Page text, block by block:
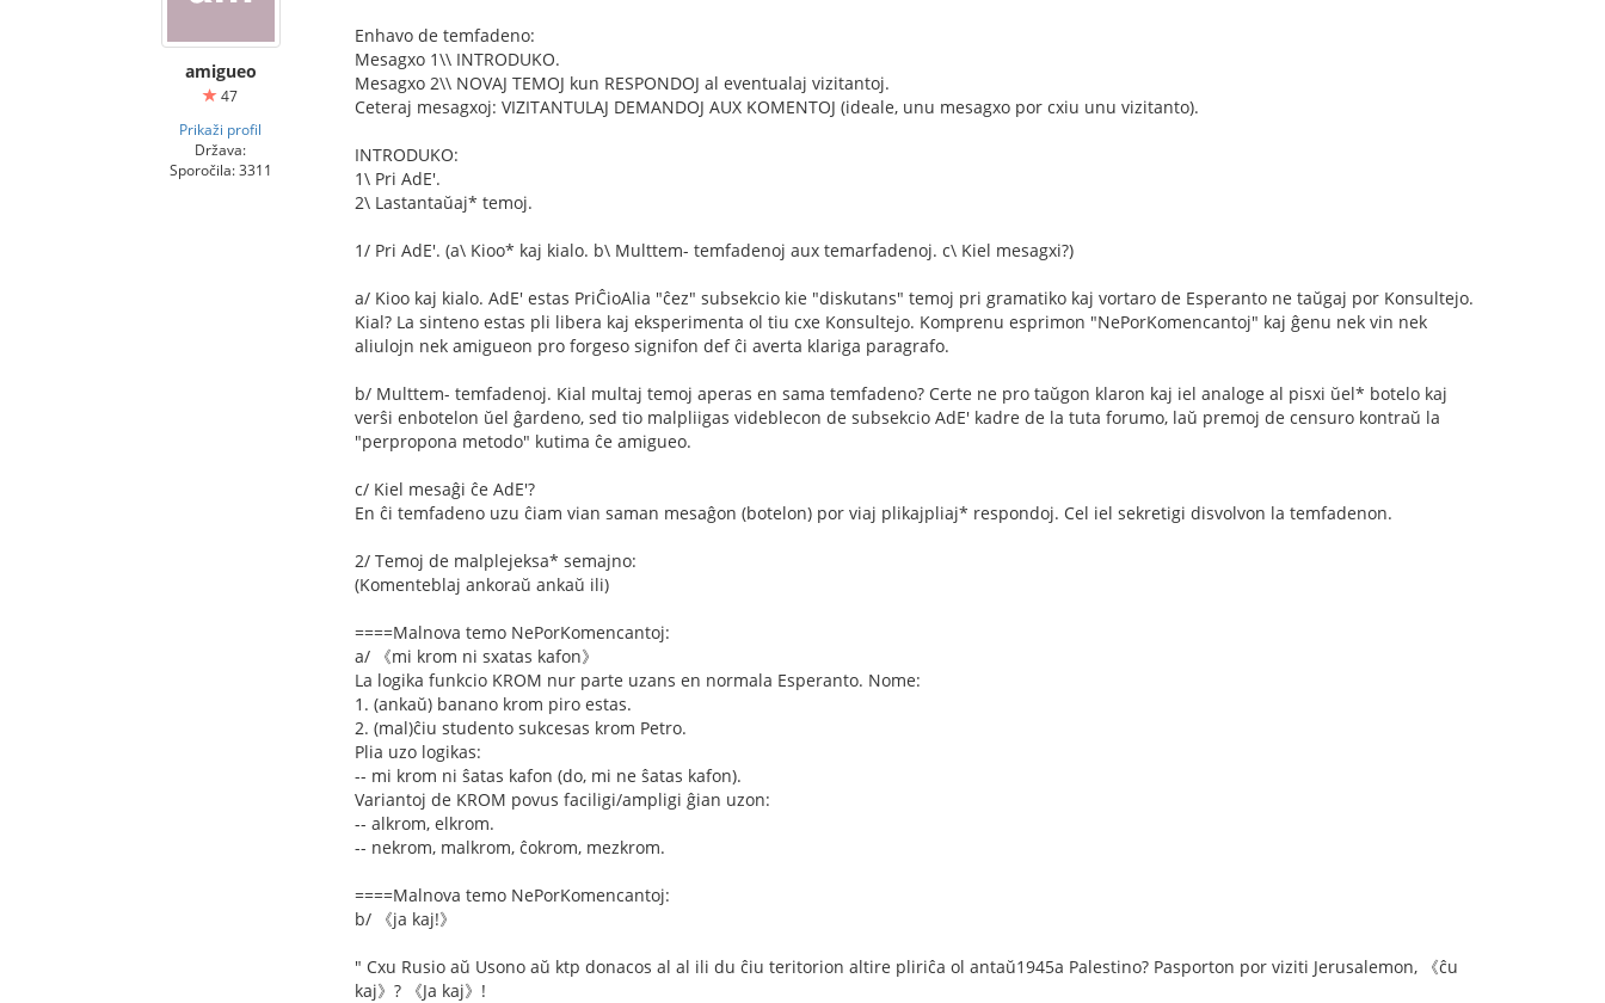
amigueo
47
Prikaži profil
Država:
Sporočila: 3311
Enhavo de temfadeno:
Mesagxo 1\\ INTRODUKO.
Mesagxo 2\\ NOVAJ TEMOJ kun RESPONDOJ al eventualaj vizitantoj.
Ceteraj mesagxoj: VIZITANTULAJ DEMANDOJ AUX KOMENTOJ (ideale, unu mesagxo por cxiu unu vizitanto).
INTRODUKO:
1\ Pri AdE'.
2\ Lastantaŭaj* temoj.
1/ Pri AdE'. (a\ Kioo* kaj kialo. b\ Multtem- temfadenoj aux temarfadenoj. c\ Kiel mesagxi?)
a/ Kioo kaj kialo. AdE' estas PriĈioAlia "ĉez" subsekcio kie "diskutans" temoj pri gramatiko kaj vortaro de Esperanto ne taŭgaj por Konsultejo.
Kial? La sinteno estas pli libera kaj eksperimenta ol tiu cxe Konsultejo. Komprenu esprimon "NePorKomencantoj" kaj ĝenu nek vin nek
aliulojn nek amigueon pro forgeso signifon def ĉi averta klariga paragrafo.
b/ Multtem- temfadenoj. Kial multaj temoj aperas en sama temfadeno? Certe ne pro taŭgon klaron kaj iel analoge al pisxi ŭel* botelo kaj
verŝi enbotelon ŭel ĝardeno, sed tio malpliigas videblecon de subsekcio AdE' kadre de la tuta forumo, laŭ premoj de censuro kontraŭ la
"perpropona metodo" kutima ĉe amigueo.
c/ Kiel mesaĝi ĉe AdE'?
En ĉi temfadeno uzu ĉiam vian saman mesaĝon (botelon) por viaj plikajpliaj* respondoj. Cel iel sekretigi disvolvon la temfadenon.
2/ Temoj de malplejeksa* semajno:
(Komenteblaj ankoraŭ ankaŭ ili)
====Malnova temo NePorKomencantoj:
a/ 《mi krom ni sxatas kafon》
La logika funkcio KROM nur parte uzans en normala Esperanto. Nome:
1. (ankaŭ) banano krom piro estas.
2. (mal)ĉiu studento sukcesas krom Petro.
Plia uzo logikas:
-- mi krom ni ŝatas kafon (do, mi ne ŝatas kafon).
Variantoj de KROM povus faciligi/ampligi ĝian uzon:
-- alkrom, elkrom.
-- nekrom, malkrom, ĉokrom, mezkrom.
====Malnova temo NePorKomencantoj:
b/ 《ja kaj!》
" Cxu Rusio aŭ Usono aŭ ktp donacos al al ili du ĉiu teritorion altire pliriĉa ol antaŭ1945a Palestino? Pasporton por viziti Jerusalemon, 《ĉu
kaj》? 《Ja kaj》!